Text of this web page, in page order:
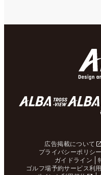
広告掲載について
プライバシーポリシー
ガイドライン
ゴルフ場予約サービス利